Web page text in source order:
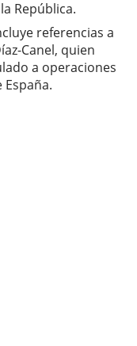
República.
referencias a
Canel, quien
a operaciones